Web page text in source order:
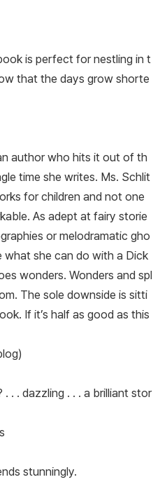
is perfect for nestling in t
that the days grow shorte
author who hits it out of th
time she writes. Ms. Schlit
for children and not one
As adept at fairy storie
or melodramatic gho
she can do with a Dick
wonders. Wonders and spl
The sole downside is sitti
If it’s half as good as this
. . dazzling . . . a brilliant stor
stunningly.